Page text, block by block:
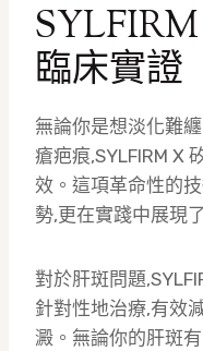
臨床實證
無論你是想淡化難
瘡疤痕,SYLFIRM X
效。這項革命性的
勢,更在實踐中展現
對於肝斑問題
針對性地治療,有效
澱。無論你的肝斑